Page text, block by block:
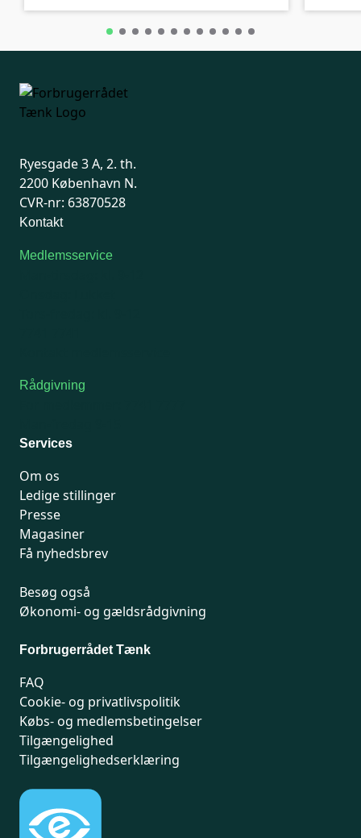
Ryesgade 3 A, 2. th.
2200 København N.
CVR-nr: 63870528
Kontakt
Medlemsservice
Rådgivning
Services
Om os
Ledige stillinger
Presse
Magasiner
Få nyhedsbrev
Besøg også
Økonomi- og gældsrådgivning
Forbrugerrådet Tænk
FAQ
Cookie- og privatlivspolitik
Købs- og medlemsbetingelser
Tilgængelighed
Tilgængelighedserklæring